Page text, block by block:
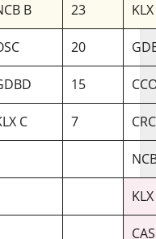
B 23
20
15
C 7